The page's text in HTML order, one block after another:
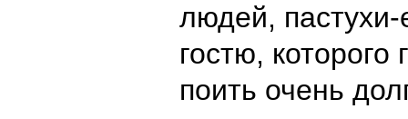
людей,
гостю, которого
поить очень